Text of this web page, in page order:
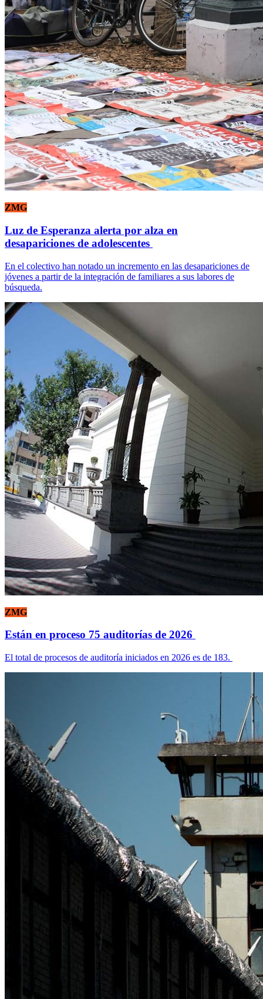
ZMG
Luz de Esperanza alerta por alza en
desapariciones de adolescentes
En el colectivo han notado un incremento en las desapariciones de
jóvenes a partir de la integración de familiares a sus labores de
búsqueda.
ZMG
Están en proceso 75 auditorías de 2026
El total de procesos de auditoría iniciados en 2026 es de 183.